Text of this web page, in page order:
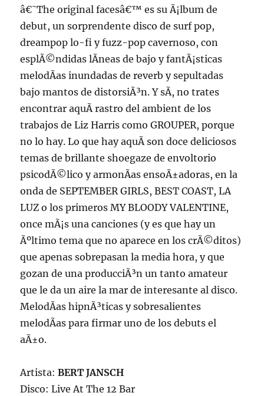
â€˜The original facesâ€™ es su Ã¡lbum de
debut, un sorprendente disco de surf pop,
dreampop lo-fi y fuzz-pop cavernoso, con
esplÃ©ndidas lÃ­neas de bajo y fantÃ¡sticas
melodÃ­as inundadas de reverb y sepultadas
bajo mantos de distorsiÃ³n. Y sÃ­, no trates
encontrar aquÃ­ rastro del ambient de los
trabajos de Liz Harris como GROUPER, porque
no lo hay. Lo que hay aquÃ­ son doce deliciosos
temas de brillante shoegaze de envoltorio
psicodÃ©lico y armonÃ­as ensoÃ±adoras, en la
onda de SEPTEMBER GIRLS, BEST COAST, LA
LUZ o los primeros MY BLOODY VALENTINE,
once mÃ¡s una canciones (y es que hay un
Ãºltimo tema que no aparece en los crÃ©ditos)
que apenas sobrepasan la media hora, y que
gozan de una producciÃ³n un tanto amateur
que le da un aire la mar de interesante al disco.
MelodÃ­as hipnÃ³ticas y sobresalientes
melodÃ­as para firmar uno de los debuts el
aÃ±o.
Artista:BERT JANSCH
Disco: Live At The 12 Bar